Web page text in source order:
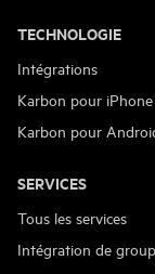
TECHNOLOGIE
Intégrations
Karbon pour iPhone
Karbon pour
SERVICES
Tous les services
Intégration de